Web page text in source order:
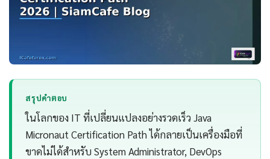
สรุปคำตอบ
ในโลกของ IT ที่เปลี่ยนแปลงอย่างรวดเร็ว Java
Micronaut Certification Path ได้กลายเป็นเครื่องมือที่
ขาดไม่ได้สำหรับ System Administrator, DevOps